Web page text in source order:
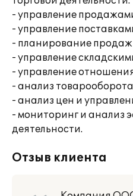
- управление
- управление
- планирование продаж
- управление
- управление
- анализ
- анализ цен и
- мониторинг и анализ
деятельности.
Отзыв клиента